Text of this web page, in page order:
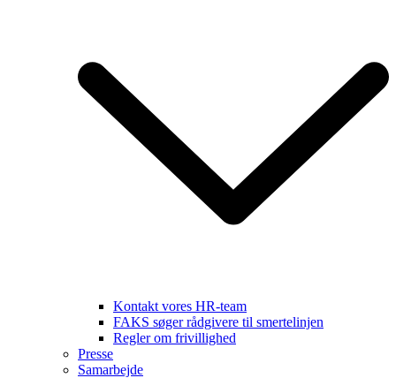
Kontakt vores HR-team
FAKS søger rådgivere til smertelinjen
Regler om frivillighed
Presse
Samarbejde